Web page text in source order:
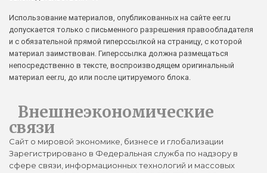
Использование материалов, опубликованных на сайте eer.ru
допускается только с письменного разрешения правообладателя
и с обязательной прямой гиперссылкой на страницу, с которой
материал заимствован. Гиперссылка должна размещаться
непосредственно в тексте, воспроизводящем оригинальный
материал eer.ru, до или после цитируемого блока.
Внешнеэкономические
связи
Сайт о мировой экономике, бизнесе и глобализации
Зарегистрировано в Федеральная служба по надзору в
сфере связи, информационных технологий и массовых